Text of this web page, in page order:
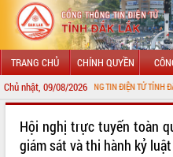
TRANG CHỦ CHÍNH QUYỀN
Chủ nhật, 09/08/2026
CỔNG THÔNG TIN ĐIỆN TỬ TỈNH ĐẮK LẮK
LÃNH ĐẠO UBND TỈNH
Hội nghị trực tuyến toàn
giám sát và thi hành kỷ